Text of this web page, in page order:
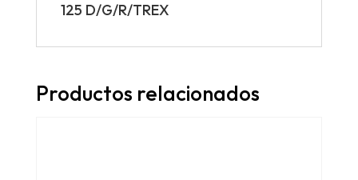
125 D/G/R/TREX
Productos relacionados